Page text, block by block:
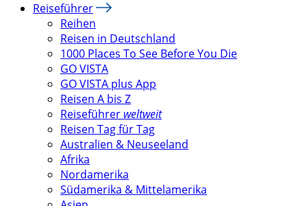
Reiseführer
Reihen
Reisen in Deutschland
1000 Places To See Before You Die
GO VISTA
GO VISTA plus App
Reisen A bis Z
Reiseführer weltweit
Reisen Tag für Tag
Australien & Neuseeland
Afrika
Nordamerika
Südamerika & Mittelamerika